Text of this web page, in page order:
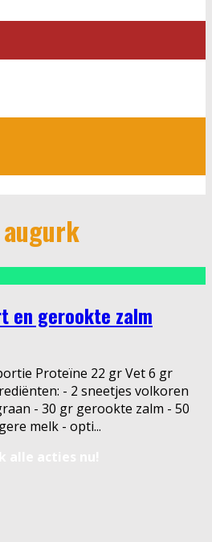
augurk
en gerookte zalm
Proteïne 22 gr Vet 6 gr
- 2 sneetjes volkoren
- 30 gr gerookte zalm - 50
melk - opti...